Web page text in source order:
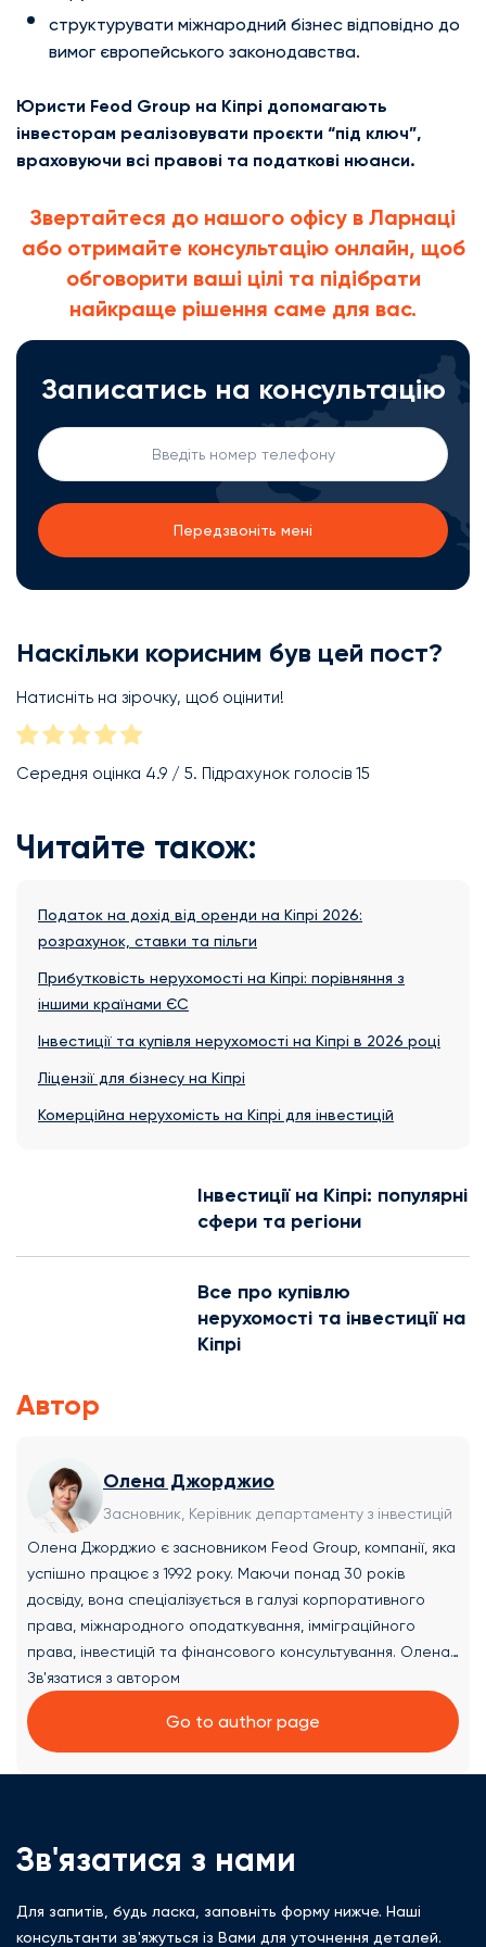
структурувати міжнародний бізнес відповідно до
вимог європейського законодавства.
Юристи Feod Group на Кіпрі допомагають
інвесторам реалізовувати проєкти “під ключ”,
враховуючи всі правові та податкові нюанси.
Звертайтеся до нашого офісу в Ларнаці
або отримайте консультацію онлайн, щоб
обговорити ваші цілі та підібрати
найкраще рішення саме для вас.
Записатись на консультацію
Наскільки корисним був цей пост?
Натисніть на зірочку, щоб оцінити!
Середня оцінка 4.9 / 5. Підрахунок голосів 15
Читайте також:
Податок на дохід від оренди на Кіпрі 2026:
розрахунок, ставки та пільги
Прибутковість нерухомості на Кіпрі: порівняння з
іншими країнами ЄС
Інвестиції та купівля нерухомості на Кіпрі в 2026 році
Ліцензії для бізнесу на Кіпрі
Комерційна нерухомість на Кіпрі для інвестицій
Інвестиції на Кіпрі: популярні
сфери та регіони
Все про купівлю
нерухомості та інвестиції на
Кіпрі
Автор
Олена Джорджио
Засновник, Керівник департаменту з інвестицій
Олена Джорджио є засновником Feod Group, компанії, яка
успішно працює з 1992 року. Маючи понад 30 років
досвіду, вона спеціалізується в галузі корпоративного
права, міжнародного оподаткування, імміграційного
права, інвестицій та фінансового консультування. Олена
надає комплексні юридичні рішення та експертні
консультації в наступних галузях: ✔ Створення компаній
та вибір юрисдикції: Допомога в реєстрації компаній,
трастів і фондів, а також вибір оптимальної юрисдикції в
включаючи нерухомість і діючі підприємства, відповідно
режимів: Оцінка правових і податкових систем в різних
країнах для оптимізації структури бізнесу. ✔ Консультації з
Зв'язатися з автором
Go to author page
Зв'язатися з нами
Для запитів, будь ласка, заповніть форму нижче. Наші
консультанти зв'яжуться із Вами для уточнення деталей.